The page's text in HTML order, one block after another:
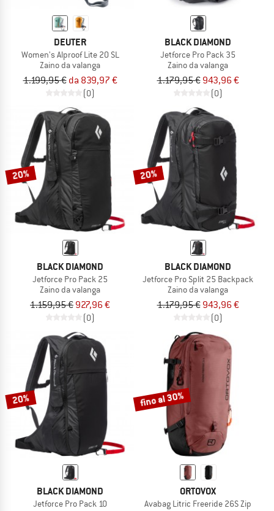
DEUTER
Women's Alproof Lite 20 SL
Zaino da valanga
1.199,95 € da 839,97 €
(0)
BLACK DIAMOND
Jetforce Pro Pack 35
Zaino da valanga
1.179,95 € 943,96 €
(0)
20%
BLACK DIAMOND
Jetforce Pro Pack 25
Zaino da valanga
1.159,95 € 927,96 €
(0)
20%
BLACK DIAMOND
Jetforce Pro Split 25 Backpack
Zaino da valanga
1.179,95 € 943,96 €
(0)
20%
BLACK DIAMOND
Jetforce Pro Pack 10
fino al 30%
ORTOVOX
Avabag Litric Freeride 26S Zip